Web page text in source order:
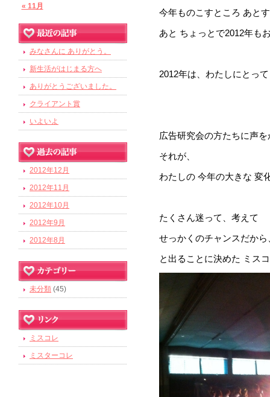
今年ものこすところ あと
あと ちょっとで2012年も
2012年は、わたしにとっ
広告研究会の方たちに声
それが、
わたしの 今年の大きな 変
たくさん迷って、考えて
せっかくのチャンスだから
と出ることに決めた ミス
« 11月
みなさんに ありがとう。
新生活がはじまる方へ
ありがとうございました。
クライアント賞
いよいよ
2012年12月
2012年11月
2012年10月
2012年9月
2012年8月
未分類 (45)
ミスコレ
ミスターコレ